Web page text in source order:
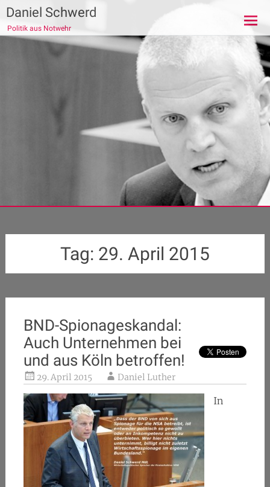
Zum
Inhalt
springen
Daniel Schwerd
Politik aus Notwehr
Tag: 29. April 2015
BND-Spionageskandal:
Auch Unternehmen bei
und aus Köln betroffen!
29. April 2015 Daniel Luther
In